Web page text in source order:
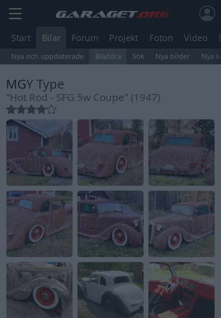
Start Bilar Forum Projekt Foton Video
Nya och uppdaterade Bläddra Sök Nya bilder Nya
MGY Type
"Hot Rod - SFG 5w Coupe" (1947)